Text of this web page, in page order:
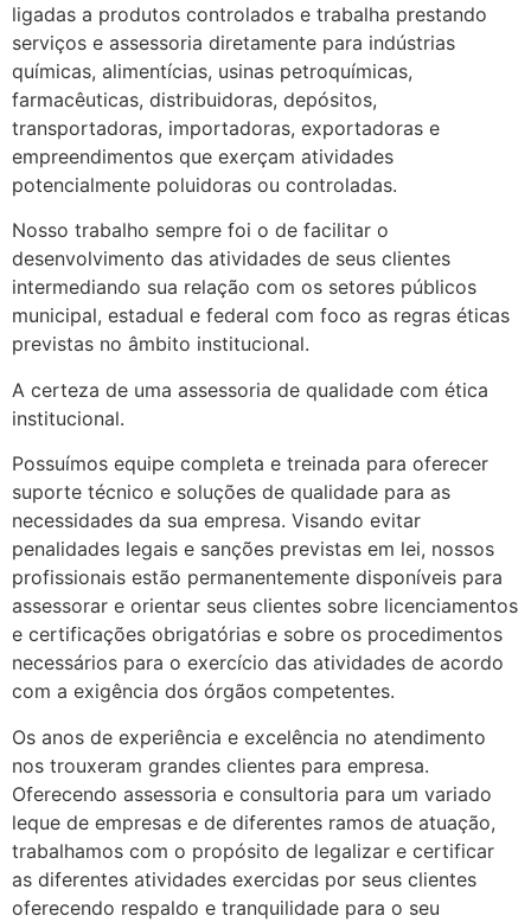
ligadas a produtos controlados e trabalha prestando
serviços e assessoria diretamente para indústrias
químicas, alimentícias, usinas petroquímicas,
farmacêuticas, distribuidoras, depósitos,
transportadoras, importadoras, exportadoras e
empreendimentos que exerçam atividades
potencialmente poluidoras ou controladas.
Nosso trabalho sempre foi o de facilitar o
desenvolvimento das atividades de seus clientes
intermediando sua relação com os setores públicos
municipal, estadual e federal com foco as regras éticas
previstas no âmbito institucional.
A certeza de uma assessoria de qualidade com ética
institucional.
Possuímos equipe completa e treinada para oferecer
suporte técnico e soluções de qualidade para as
necessidades da sua empresa. Visando evitar
penalidades legais e sanções previstas em lei, nossos
profissionais estão permanentemente disponíveis para
assessorar e orientar seus clientes sobre licenciamentos
e certificações obrigatórias e sobre os procedimentos
necessários para o exercício das atividades de acordo
com a exigência dos órgãos competentes.
Os anos de experiência e excelência no atendimento
nos trouxeram grandes clientes para empresa.
Oferecendo assessoria e consultoria para um variado
leque de empresas e de diferentes ramos de atuação,
trabalhamos com o propósito de legalizar e certificar
as diferentes atividades exercidas por seus clientes
oferecendo respaldo e tranquilidade para o seu